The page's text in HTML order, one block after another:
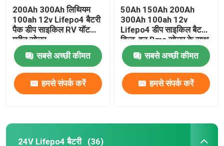
200Ah 300Ah लिथियम
100ah 12v Lifepo4 बैटरी
पैक डीप साइकिल RV यॉट
मरीन सोलर
सबसे अच्छी कीमत
हमसे संपर्क करें
50Ah 150Ah 200Ah
300Ah 100ah 12v
Lifepo4 डीप साइकिल बैटरी
बिल्ट-इन Bms सोलर के साथ
सबसे अच्छी कीमत
हमसे संपर्क करें
24V Lifepo4 बैटरी (36)